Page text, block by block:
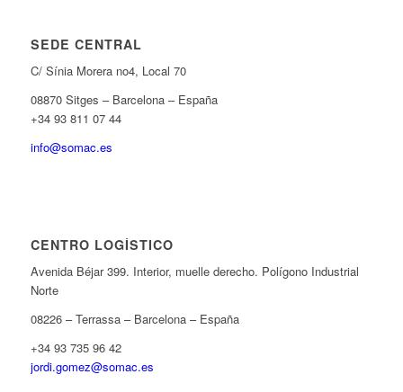
SEDE CENTRAL
C/ Sínia Morera no4, Local 70
08870 Sitges – Barcelona – España
+34 93 811 07 44
info@somac.es
CENTRO LOGÍSTICO
Avenida Béjar 399. Interior, muelle derecho. Polígono Industrial
Norte
08226 – Terrassa – Barcelona – España
+34 93 735 96 42
jordi.gomez@somac.es